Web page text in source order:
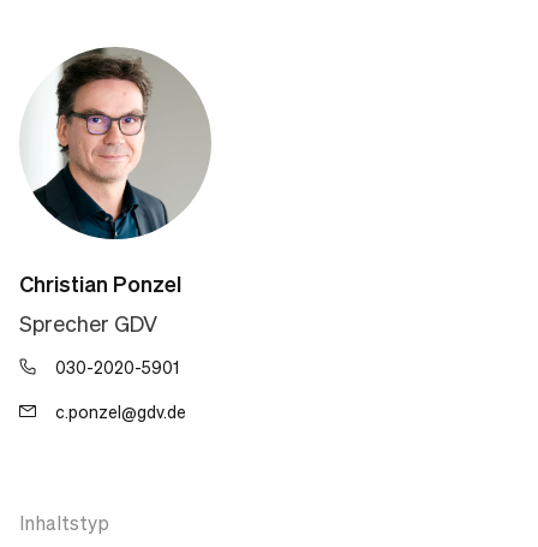
Christian Ponzel
Sprecher GDV
030-2020-5901
c.ponzel@gdv.de
Inhaltstyp